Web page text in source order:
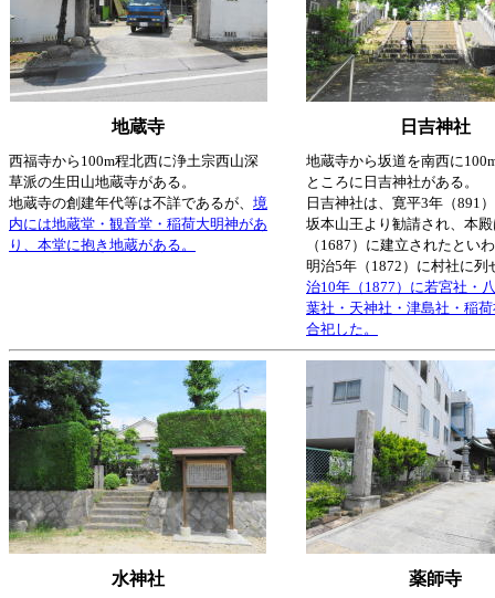
地蔵寺 日吉神社
西福寺から100m程北西に浄土宗西山深
草派の生田山地蔵寺がある。
地蔵寺の創建年代等は不詳であるが、 境
内には地蔵堂・観音堂・稲荷大明神があ
り、本堂に抱き地蔵がある。
地蔵寺から坂道を南西に
ところに日吉神社がある。
日吉神社は、寛平3年（891
坂本山王より勧請され、本
（1687）に建立されたとい
明治5年（1872）に村社に列
治10年（1877）に若宮社・
葉社・天神社・津島社・稲
合祀した。
水神社 薬師寺